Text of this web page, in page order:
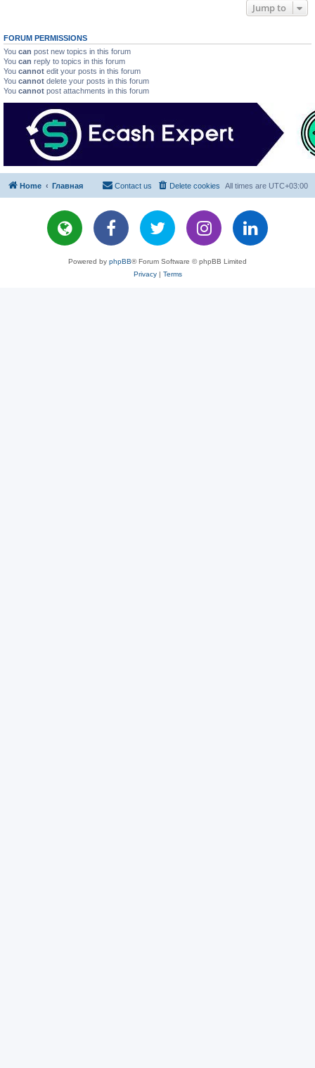
Jump to
FORUM PERMISSIONS
You can post new topics in this forum
You can reply to topics in this forum
You cannot edit your posts in this forum
You cannot delete your posts in this forum
You cannot post attachments in this forum
Home Главная All times are UTC+03:00
Delete cookies
Contact us
Powered by phpBB® Forum Software © phpBB Limited
Privacy| Terms